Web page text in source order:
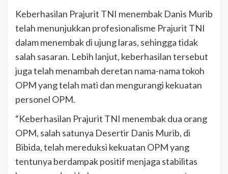
Keberhasilan Prajurit TNI menembak Danis Murib
telah menunjukkan profesionalisme Prajurit TNI
dalam menembak di ujung laras, sehingga tidak
salah sasaran. Lebih lanjut, keberhasilan tersebut
juga telah menambah deretan nama-nama tokoh
OPM yang telah mati dan mengurangi kekuatan
personel OPM.
“Keberhasilan Prajurit TNI menembak dua orang
OPM, salah satunya Desertir Danis Murib, di
Bibida, telah mereduksi kekuatan OPM yang
tentunya berdampak positif menjaga stabilitas